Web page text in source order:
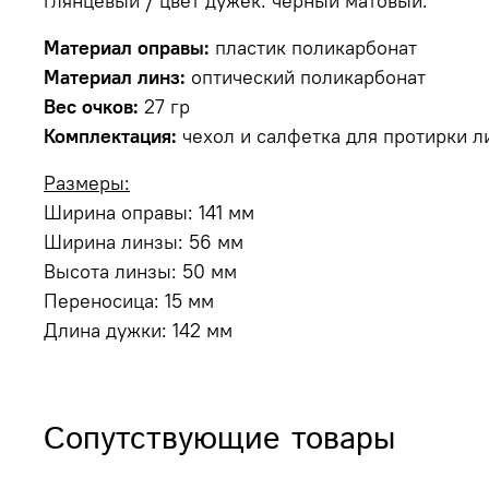
Материал оправы: пластик поликарбонат
Материал линз: оптический поликарбонат
Вес очков: 27 гр
Комплектация: чехол и салфетка для протирки
Размеры:
Ширина оправы: 141 мм
Ширина линзы: 56 мм
Высота линзы: 50 мм
Переносица: 15 мм
Длина дужки: 142 мм
Сопутствующие товары